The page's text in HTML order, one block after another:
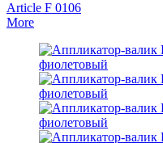
Article F 0106
More